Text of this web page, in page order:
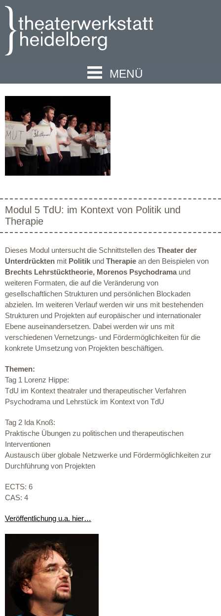
MENÜ
Modul 5 TdU: im Kontext von Politik und
Therapie
Dieses Modul untersucht die Schnittstellen des Theater der
Unterdrückten mit Politik und Therapie an den Beispielen von
Brechts Lehrstücktheorie, Morenos Psychodrama und
weiteren Formaten, die auf die Veränderung von
gesellschaftlichen Strukturen und persönlichen Blockaden
abzielen. Im weiteren Verlauf werden wir uns mit bestehenden
Strukturen und Projekten auf europäischer und internationaler
Ebene auseinandersetzen. Dabei werden wir uns mit
verschiedenen Vernetzungs- und Fördermöglichkeiten für die
konkrete Umsetzung von Projekten beschäftigen.
Themen:
Tag 1 Lorenz Hippe:
TdU im Kontext theatraler und therapeutischer Verfahren
Psychodrama und Lehrstück im Kontext von TdU
Tag 2 Ida Knoß:
Praktische Übungen zu politischen und therapeutischen
Interventionen
Austausch über globale Netzwerke und Fördermöglichkeiten zur
Durchführung von Projekten
ECTS: 6
CAS: 4
Veröffentlichung u.a. hier…